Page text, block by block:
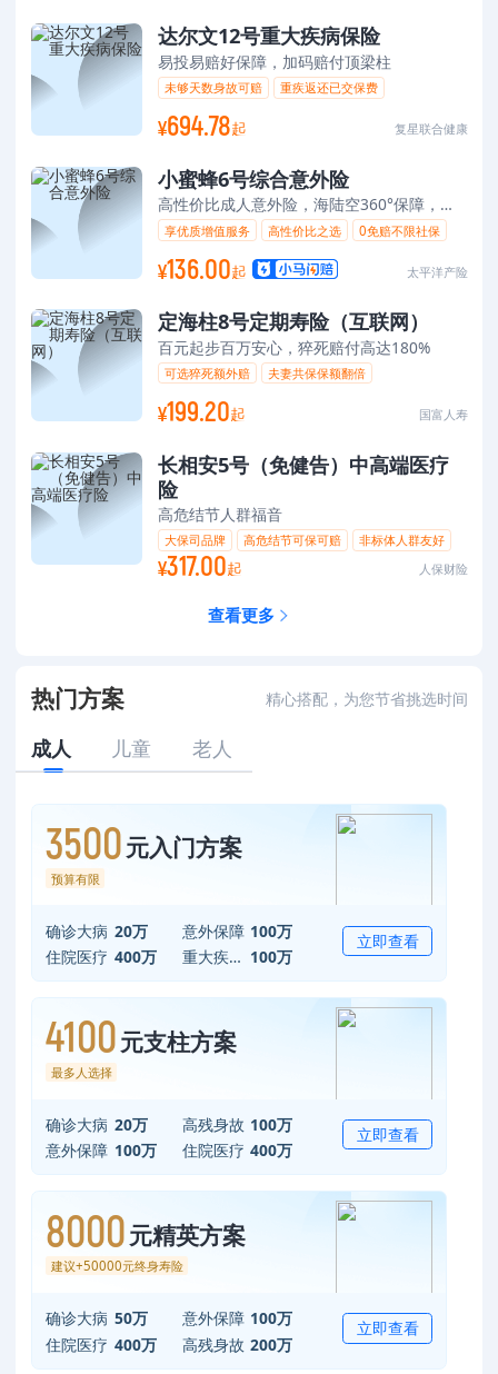
达尔文12号重大疾病保险
易投易赔好保障，加码赔付顶梁柱
未够天数身故可赔
重疾返还已交保费
确诊癌症额外赔
¥694.78起 复星联合健康
小蜜蜂6号综合意外险
高性价比成人意外险，海陆空360°保障，增值服务守护意外就医全流程
享优质增值服务 高性价比之选
0免赔不限社保
意外/猝死双重保障
¥136.00起 太平洋产险
定海柱8号定期寿险（互联网）
百元起步百万安心，猝死赔付高达180%
可选猝死额外赔
夫妻共保保额翻倍
可选45岁前额外赔
¥199.20起 国富人寿
长相安5号（免健告）中高端医疗
险
高危结节人群福音
大保司品牌 高危结节可保可赔
非标体人群友好
0-105岁可投
¥317.00起 人保财险
查看更多
热门方案 精心搭配，为您节省挑选时间
成人 儿童 老人
3500元入门方案
预算有限
确诊大病 20万 意外保障 100万
住院医疗 400万 重大疾病津贴 100万
立即查看
4100元支柱方案
最多人选择
确诊大病 20万 高残身故 100万
意外保障 100万 住院医疗 400万
立即查看
8000元精英方案
建议+50000元终身寿险
确诊大病 50万 意外保障 100万
住院医疗 400万 高残身故 200万
立即查看